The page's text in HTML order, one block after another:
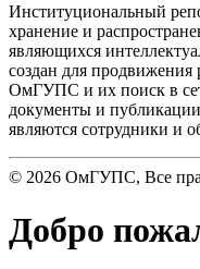
Институциональный
хранение и
являющихся
создан для продвижения
ОмГУПС и их поиск в
документы и
являются сотрудники
© 2026 ОмГУПС, Все
Добро